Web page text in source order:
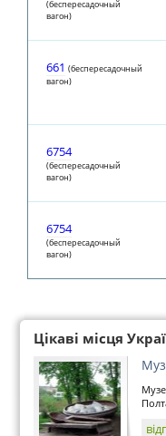
(беспересадочный
вагон)
661 (беспересадочный
вагон)
6754
(беспересадочный
вагон)
6754
(беспересадочный
вагон)
Цікаві місця